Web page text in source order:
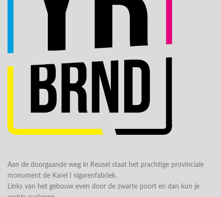
Aan de doorgaande weg in Reusel staat het prachtige provinciale
monument de Karel I sigarenfabriek.
Links van het gebouw even door de zwarte poort en dan kun je